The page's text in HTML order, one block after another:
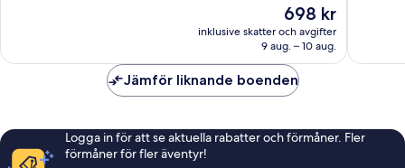
Priset
är
698 kr
698 kr
inklusive skatter och avgifter
9 aug. – 10 aug.
Jämför liknande boenden
Logga in för att se aktuella rabatter och förmåner. Fler
förmåner för fler äventyr!